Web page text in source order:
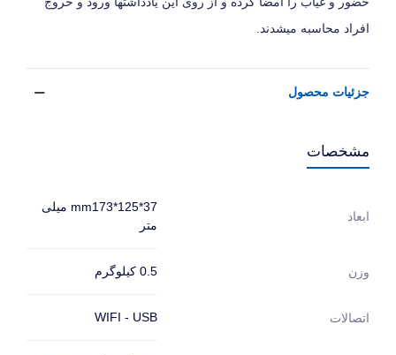
افراد محاسبه میشدند.
جزئیات محصول
مشخصات
ابعاد
mm173*125*37 میلی
متر
وزن 0.5 کیلوگرم
اتصالات WIFI - USB